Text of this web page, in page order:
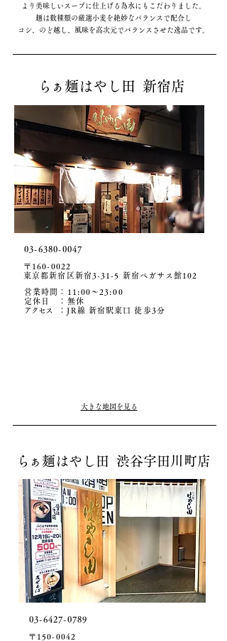
より美味しいスープに仕上げる為水にもこだわりました。
麺は数種類の厳選小麦を絶妙なバランスで配合し
コシ、のど越し、風味を高次元でバランスさせた逸品です。
ら ぁ麺はやし田 新宿店
03-6380-0047
〒160-0022
東京都新宿区新宿3-31-5 新宿ペガサス館102
営業時間：11:00〜23:00
定休日 ：無休
アクセ ス ：JR線 新宿駅東口 徒歩3分
大きな地図を見る
ら ぁ麺はやし田 渋谷宇田川町店
03-6427-0789
〒150-0042